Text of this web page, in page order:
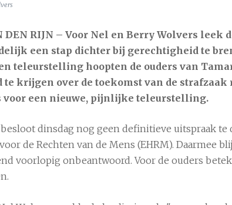
DEN RIJN – Voor Nel en Berry Wolvers leek
een stap dichter bij gerechtigheid te
teleurstelling hoopten de ouders van
krijgen over de toekomst van de strafzaak
voor een nieuwe, pijnlijke teleurstelling.
besloot dinsdag nog geen definitieve uitspraak te
de Rechten van de Mens (EHRM). Daarmee
voorlopig onbeantwoord. Voor de ouders